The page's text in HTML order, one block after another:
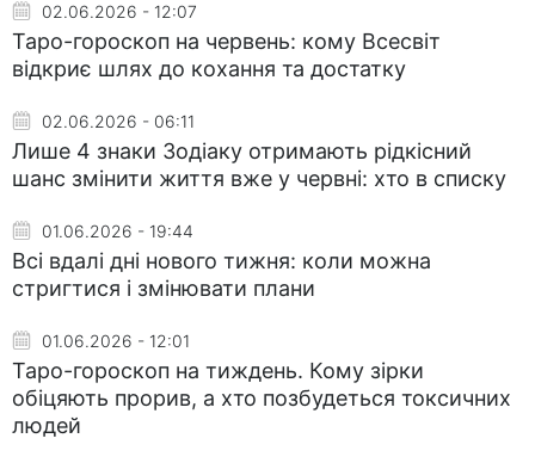
02.06.2026 - 12:07
Таро-гороскоп на червень: кому Всесвіт
відкриє шлях до кохання та достатку
02.06.2026 - 06:11
Лише 4 знаки Зодіаку отримають рідкісний
шанс змінити життя вже у червні: хто в списку
01.06.2026 - 19:44
Всі вдалі дні нового тижня: коли можна
стригтися і змінювати плани
01.06.2026 - 12:01
Таро-гороскоп на тиждень. Кому зірки
обіцяють прорив, а хто позбудеться токсичних
людей